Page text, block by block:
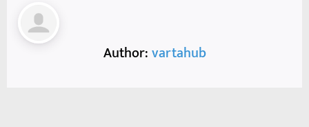
Author:vartahub